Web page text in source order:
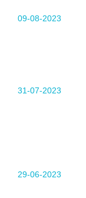
09-08-2023
31-07-2023
29-06-2023